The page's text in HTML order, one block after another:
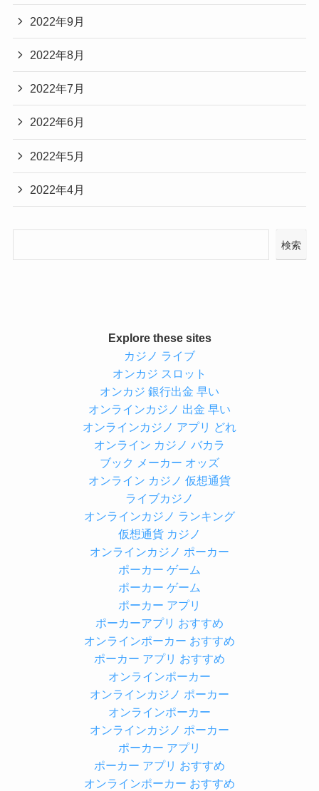
2022年9月
2022年8月
2022年7月
2022年6月
2022年5月
2022年4月
検索
Explore these sites
カジノ ライブ
オンカジ スロット
オンカジ 銀行出金 早い
オンラインカジノ 出金 早い
オンラインカジノ アプリ どれ
オンライン カジノ バカラ
ブック メーカー オッズ
オンライン カジノ 仮想通貨
ライブカジノ
オンラインカジノ ランキング
仮想通貨 カジノ
オンラインカジノ ポーカー
ポーカー ゲーム
ポーカー ゲーム
ポーカー アプリ
ポーカーアプリ おすすめ
オンラインポーカー おすすめ
ポーカー アプリ おすすめ
オンラインポーカー
オンラインカジノ ポーカー
オンラインポーカー
オンラインカジノ ポーカー
ポーカー アプリ
ポーカー アプリ おすすめ
オンラインポーカー おすすめ